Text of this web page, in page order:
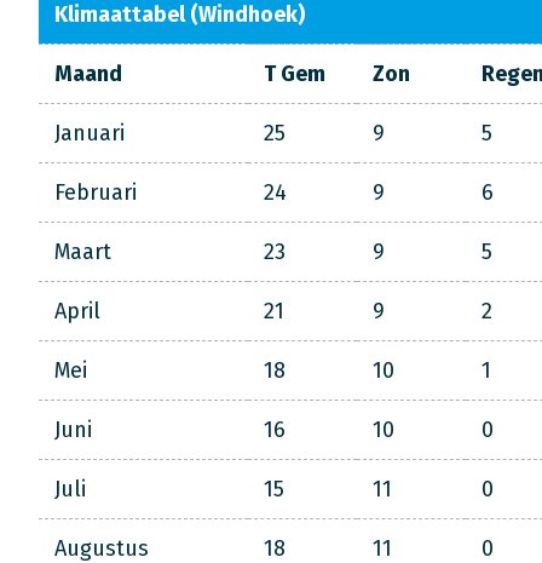
Klimaattabel (Windhoek)
Maand T Gem Zon
Januari 25 9 5
Februari 24 9 6
Maart 23 9 5
April 21 9 2
Mei 18 10 1
Juni 16 10 0
Juli 15 11 0
Augustus 18 11 0